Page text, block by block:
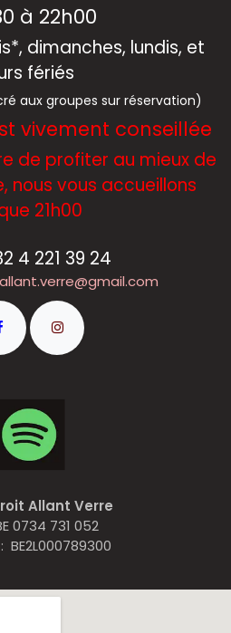
à 22h​00
dimanches, lundis, et
fériés
aux groupes sur réservation)​
vivement conseillée
de profiter au mieux de
nous vous accueillons
21h00
4 221 39 24
Allant Verre
0734 731 052
BE2L000789300